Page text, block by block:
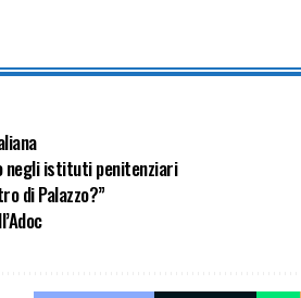
negli istituti penitenziari
di Palazzo?”